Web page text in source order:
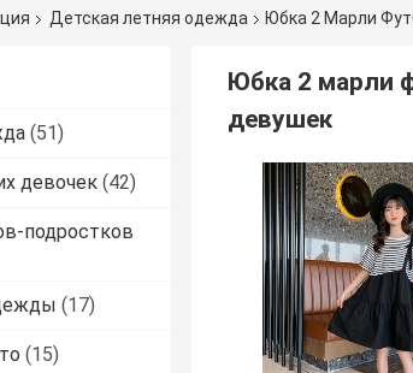
Детская летняя одежда Юбка 2 Марли
(51)
девочек (42)
подростков
(17)
(15)
Юбка 2 марли
девушек